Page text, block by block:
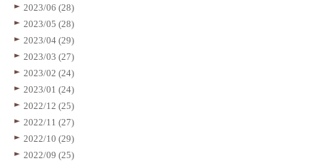
2023/06 (28)
2023/05 (28)
2023/04 (29)
2023/03 (27)
2023/02 (24)
2023/01 (24)
2022/12 (25)
2022/11 (27)
2022/10 (29)
2022/09 (25)